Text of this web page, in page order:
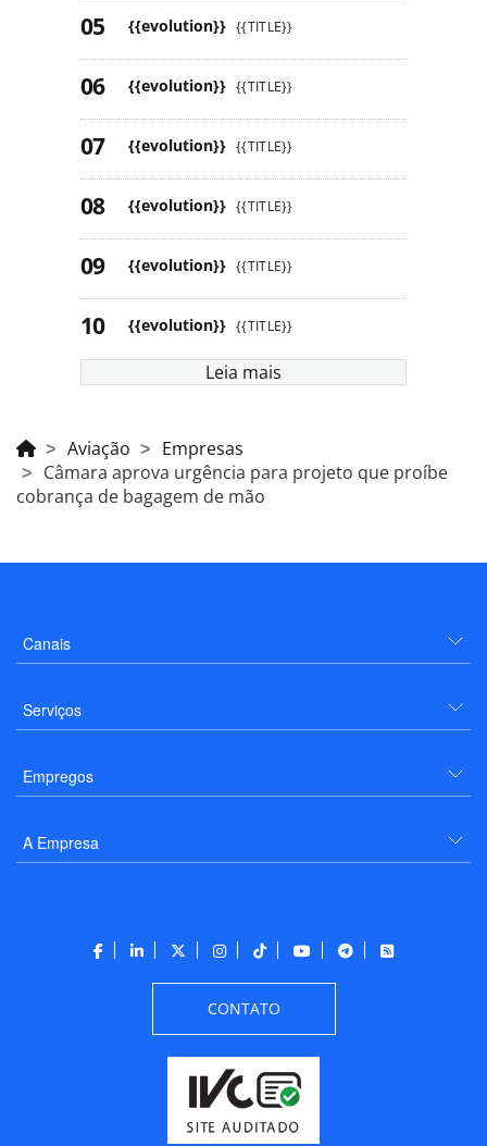
{{evolution}} {{TITLE}}
{{evolution}} {{TITLE}}
{{evolution}} {{TITLE}}
{{evolution}} {{TITLE}}
{{evolution}} {{TITLE}}
{{evolution}} {{TITLE}}
Leia mais
Aviação
Empresas
Câmara aprova urgência para projeto que proíbe
cobrança de bagagem de mão
Canais
Serviços
Empregos
A Empresa
CONTATO